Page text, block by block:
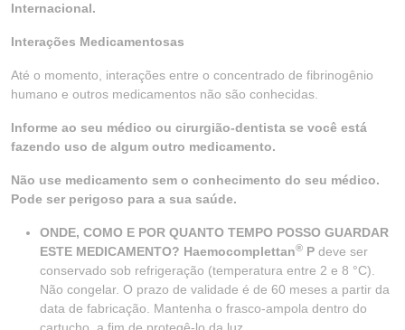
Internacional.
Interações Medicamentosas
Até o momento, interações entre o concentrado de fibrinogênio
humano e outros medicamentos não são conhecidas.
Informe ao seu médico ou cirurgião-dentista se você está
fazendo uso de algum outro medicamento.
Não use medicamento sem o conhecimento do seu médico.
Pode ser perigoso para a sua saúde.
ONDE, COMO E POR QUANTO TEMPO POSSO GUARDAR
ESTE MEDICAMENTO? Haemocomplettan® P deve ser
conservado sob refrigeração (temperatura entre 2 e 8 °C).
Não congelar. O prazo de validade é de 60 meses a partir da
data de fabricação. Mantenha o frasco-ampola dentro do